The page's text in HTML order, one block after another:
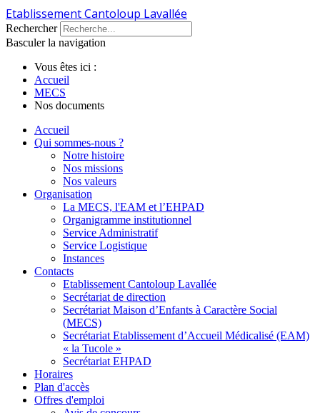
Etablissement Cantoloup Lavallée
Rechercher
Basculer la navigation
Vous êtes ici :
Accueil
MECS
Nos documents
Accueil
Qui sommes-nous ?
Notre histoire
Nos missions
Nos valeurs
Organisation
La MECS, l'EAM et l’EHPAD
Organigramme institutionnel
Service Administratif
Service Logistique
Instances
Contacts
Etablissement Cantoloup Lavallée
Secrétariat de direction
Secrétariat Maison d’Enfants à Caractère Social
(MECS)
Secrétariat Etablissement d’Accueil Médicalisé (EAM)
« la Tucole »
Secrétariat EHPAD
Horaires
Plan d'accès
Offres d'emploi